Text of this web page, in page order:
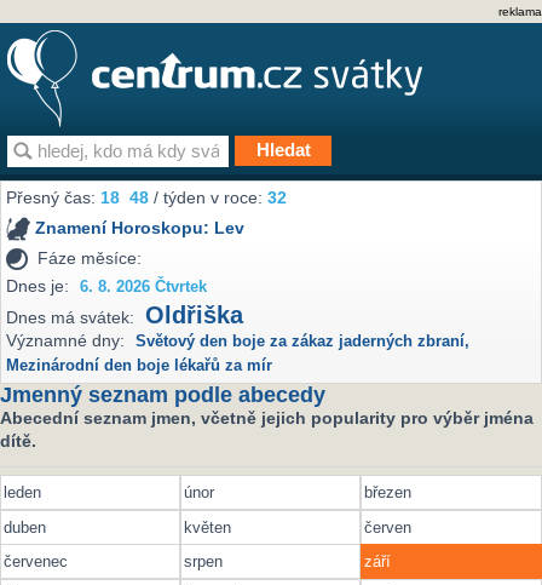
reklama
Přesný čas:18 48 / týden v roce:32
Znamení Horoskopu: Lev
Fáze měsíce:
Dnes je:
6. 8. 2026 Čtvrtek
Dnes má svátek: Oldřiška
Významné dny: Světový den boje za zákaz jaderných zbraní,
Mezinárodní den boje lékařů za mír
Jmenný seznam podle abecedy
Abecední seznam jmen, včetně jejich popularity pro výběr jména
dítě.
leden únor
březen
duben
květen
červen
červenec
srpen
září